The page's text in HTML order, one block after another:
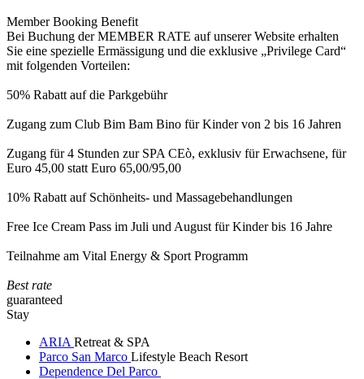
Member Booking Benefit
Bei Buchung der MEMBER RATE auf unserer Website erhalten
Sie eine spezielle Ermässigung und die exklusive „Privilege Card“
mit folgenden Vorteilen:
50% Rabatt auf die Parkgebühr
Zugang zum Club Bim Bam Bino für Kinder von 2 bis 16 Jahren
Zugang für 4 Stunden zur SPA CEò, exklusiv für Erwachsene, für
Euro 45,00 statt Euro 65,00/95,00
10% Rabatt auf Schönheits- und Massagebehandlungen
Free Ice Cream Pass im Juli und August für Kinder bis 16 Jahre
Teilnahme am Vital Energy & Sport Programm
Best rate
guaranteed
Stay
ARIA Retreat & SPA
Parco San Marco Lifestyle Beach Resort
Dependence Del Parco